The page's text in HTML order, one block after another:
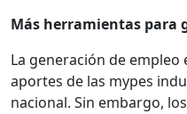
Más herramientas para
La generación de
aportes de las mypes
nacional. Sin embargo,